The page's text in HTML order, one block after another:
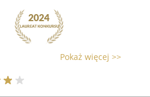
Pokaż więcej >>